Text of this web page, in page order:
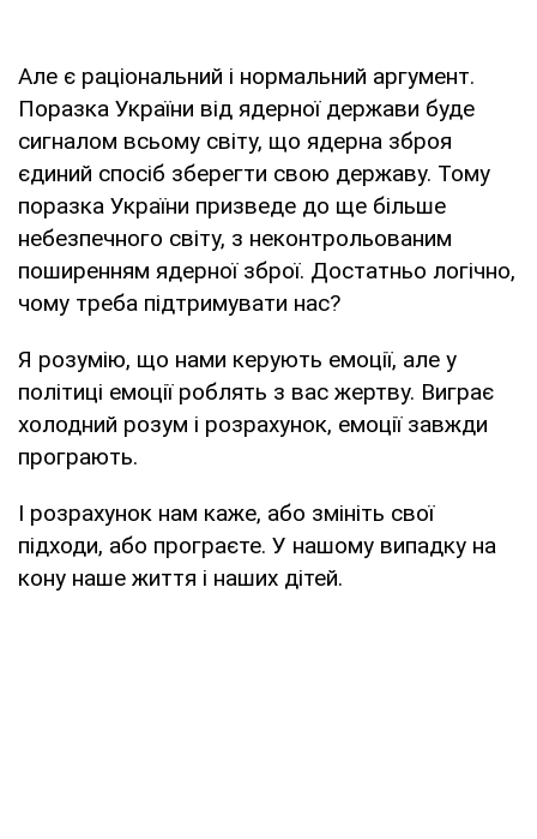
Але є раціональний і нормальний аргумент.
Поразка України від ядерної держави буде
сигналом всьому світу, що ядерна зброя
єдиний спосіб зберегти свою державу. Тому
поразка України призведе до ще більше
небезпечного світу, з неконтрольованим
поширенням ядерної зброї. Достатньо логічно,
чому треба підтримувати нас?
Я розумію, що нами керують емоції, але у
політиці емоції роблять з вас жертву. Виграє
холодний розум і розрахунок, емоції завжди
програють.
І розрахунок нам каже, або змініть свої
підходи, або програєте. У нашому випадку на
кону наше життя і наших дітей.